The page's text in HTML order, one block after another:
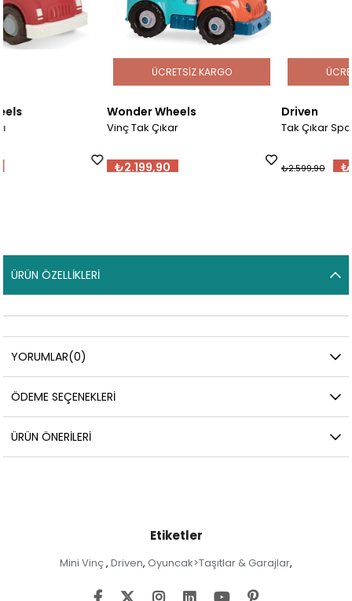
Wonder Wheels
Tak Çıkar Spor Araba
₺2.469,91
ÜRÜN ÖZELLIKLERI
YORUMLAR(0)
ÖDEME SEÇENEKLERI
ÜRÜN ÖNERILERI
Etiketler
Mini Vinç, Driven, Oyuncak>Taşıtlar & Garajlar,